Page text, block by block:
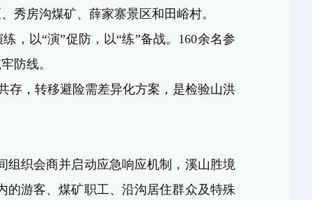
房沟煤矿、薛家寨景区和田峪村。
，以“演”促防，以“练”备战。160余名参
牢防线。
存，转移避险需差异化方案 ，是检验山洪
组织会商并启动应急响应机制，溪山胜境
游客、煤矿职工、沿沟居住群众及特殊